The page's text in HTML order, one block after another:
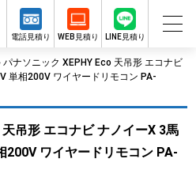
電話見積り WEB見積り LINE見積り
パナソニック XEPHY Eco 天吊形 エコナビ
単相200V ワイヤードリモコン PA-
吊形 エコナビ ナノイーX 3馬
200V ワイヤードリモコン PA-